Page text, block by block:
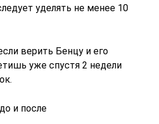
уделять не менее 10
верить Бенцу и его
уже спустя 2 недели
и после